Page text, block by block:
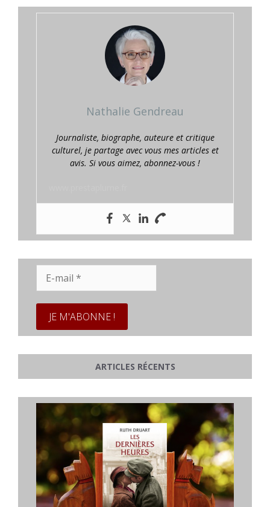
Nathalie Gendreau
Journaliste, biographe, auteure et critique
culturel, je partage avec vous mes articles et
avis. Si vous aimez, abonnez-vous !
mail
ARTICLES RÉCENTS